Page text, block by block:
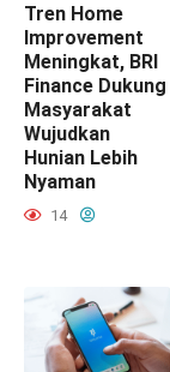
Tren Home
Improvement
Meningkat, BRI
Finance Dukung
Masyarakat
Wujudkan
Hunian Lebih
Nyaman
14